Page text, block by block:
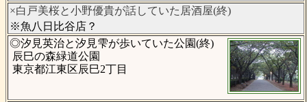
×白戸美桜と小野優貴が話していた居酒屋(終)
※魚八日比谷店？
◎汐見英治と汐見雫が歩いていた公園(終)
辰巳の森緑道公園
東京都江東区辰巳2丁目